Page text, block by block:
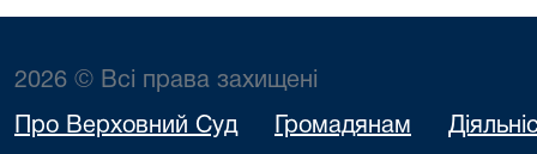
2026 © Всі права захищені
Про Верховний Суд Громадянам